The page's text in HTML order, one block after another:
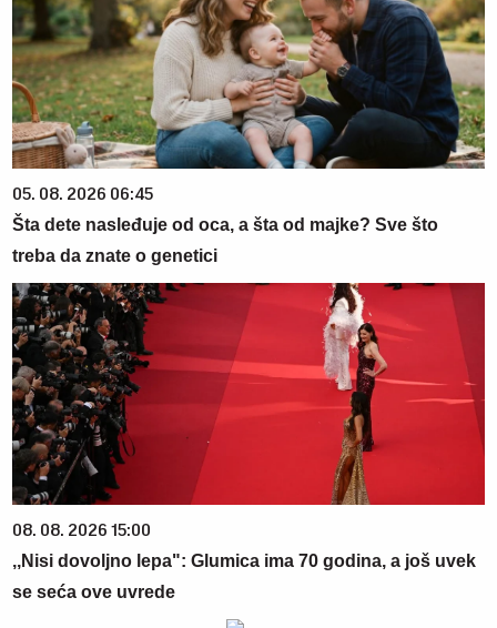
05. 08. 2026 06:45
Šta dete nasleđuje od oca, a šta od majke? Sve što
treba da znate o genetici
08. 08. 2026 15:00
,,Nisi dovoljno lepa": Glumica ima 70 godina, a još uvek
se seća ove uvrede